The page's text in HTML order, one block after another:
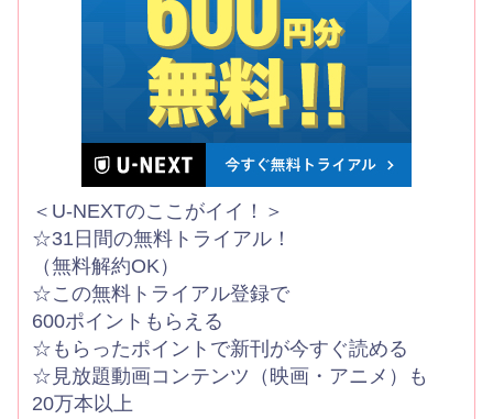
＜U-NEXTのここがイイ！＞
☆31日間の無料トライアル！
（無料解約OK）
☆この無料トライアル登録で
600ポイントもらえる
☆もらったポイントで新刊が今すぐ読める
☆見放題動画コンテンツ（映画・アニメ）も
20万本以上